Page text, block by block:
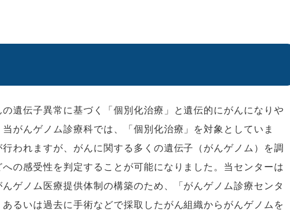
遺伝子異常に基づく「個別化治療」と遺伝的にがんになりや
がんゲノム診療科では、「個別化治療」を対象としていま
われますが、がんに関する多くの遺伝子（がんゲノム）を調
の感受性を判定することが可能になりました。当センターは
ゲノム医療提供体制の構築のため、「がんゲノム診療センタ
るいは過去に手術などで採取したがん組織からがんゲノムを